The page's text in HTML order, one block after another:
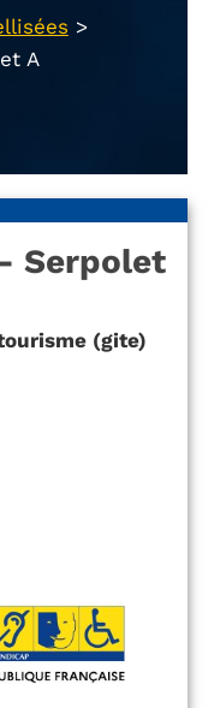
>
A
Serpolet
(gite)